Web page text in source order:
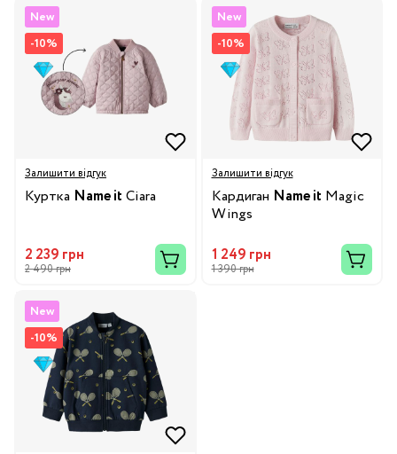
New
-10%
Залишити відгук
Куртка Name it Ciara
2 239 грн
2 490 грн
New
-10%
Залишити відгук
Кардиган Name it Magic
Wings
1 249 грн
1 390 грн
New
-10%